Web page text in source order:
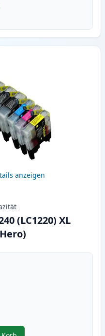
anzeigen
(LC1220) XL